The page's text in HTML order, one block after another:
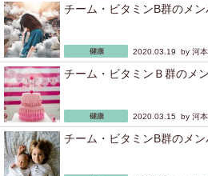
チーム・ビタミンB群のメ
2020.03.19 by 河
チーム・ビタミンＢ群のメ
2020.03.15 by 河
チーム・ビタミンB群のメ